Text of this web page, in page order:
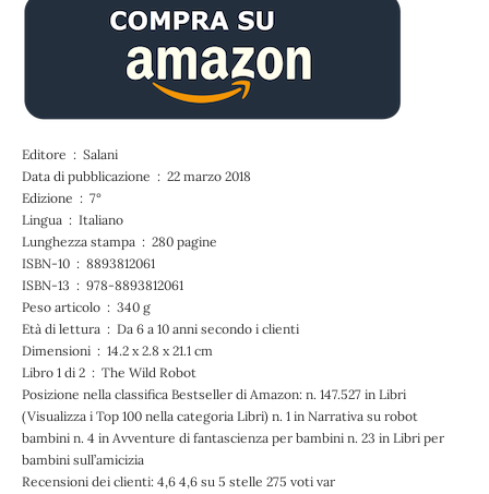
Editore ‏ : ‎ Salani
Data di pubblicazione ‏ : ‎ 22 marzo 2018
Edizione ‏ : ‎ 7°
Lingua ‏ : ‎ Italiano
Lunghezza stampa ‏ : ‎ 280 pagine
ISBN-10 ‏ : ‎ 8893812061
ISBN-13 ‏ : ‎ 978-8893812061
Peso articolo ‏ : ‎ 340 g
Età di lettura ‏ : ‎ Da 6 a 10 anni secondo i clienti
Dimensioni ‏ : ‎ 14.2 x 2.8 x 21.1 cm
Libro 1 di 2 ‏ : ‎ The Wild Robot
Posizione nella classifica Bestseller di Amazon: n. 147.527 in Libri
(Visualizza i Top 100 nella categoria Libri) n. 1 in Narrativa su robot
bambini n. 4 in Avventure di fantascienza per bambini n. 23 in Libri per
bambini sull’amicizia
Recensioni dei clienti: 4,6 4,6 su 5 stelle 275 voti var